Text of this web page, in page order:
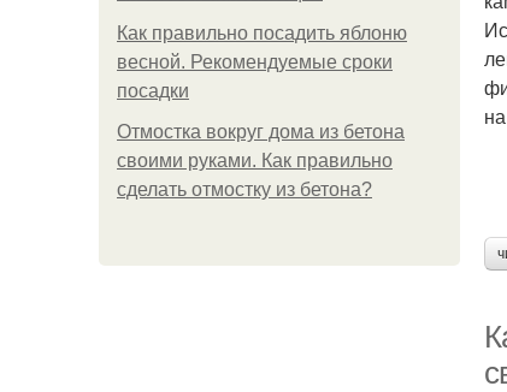
Как правильно посадить яблоню
весной. Рекомендуемые сроки
посадки
Отмостка вокруг дома из бетона
своими руками. Как правильно
сделать отмостку из бетона?